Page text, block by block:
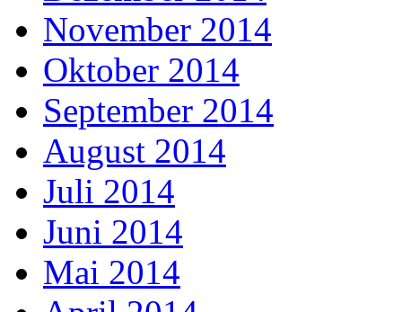
November 2014
Oktober 2014
September 2014
August 2014
Juli 2014
Juni 2014
Mai 2014